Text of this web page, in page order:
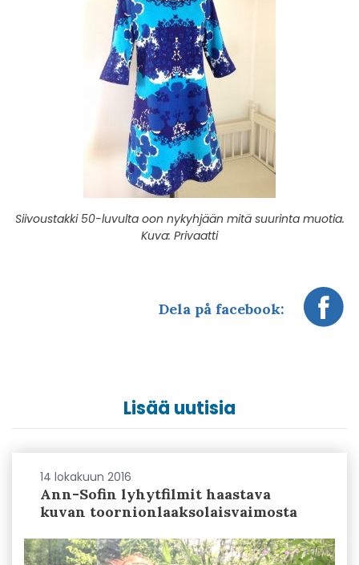
Siivoustakki 50-luvulta oon nykyhjään mitä suurinta muotia.
Kuva: Privaatti
Dela på facebook:
Lisää uutisia
14 lokakuun 2016
Ann-Sofin lyhytfilmit haastava
kuvan toornionlaaksolaisvaimosta